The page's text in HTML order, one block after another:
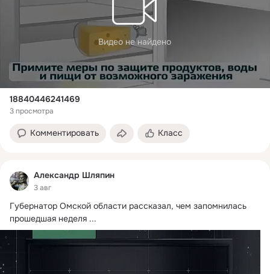
Видео не найдено
18840446241469
3 просмотра
Комментировать Класс
Александр Шляпин
3 авг
Губернатор Омской области рассказал, чем запомнилась
прошедшая неделя ...